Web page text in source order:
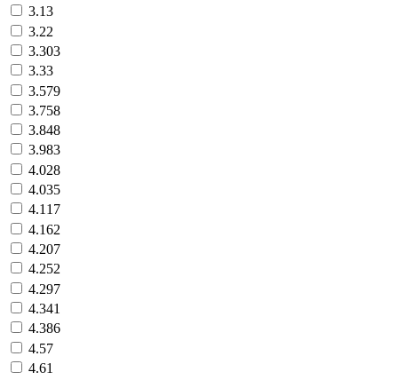
3.13
3.22
3.303
3.33
3.579
3.758
3.848
3.983
4.028
4.035
4.117
4.162
4.207
4.252
4.297
4.341
4.386
4.57
4.61